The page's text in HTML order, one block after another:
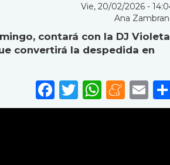
Vie, 20/02/2026 -
Ana
contará con la DJ Violeta
convertirá la despedida en
Facebook
Twitter